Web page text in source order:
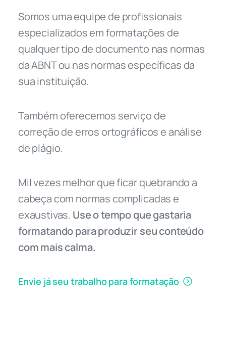
Somos uma equipe de profissionais
especializados em formatações de
qualquer tipo de documento nas normas
da ABNT ou nas normas específicas da
sua instituição.
Também oferecemos serviço de
correção de erros ortográficos e análise
de plágio.
Mil vezes melhor que ficar quebrando a
cabeça com normas complicadas e
exaustivas. Use o tempo que gastaria
formatando para produzir seu conteúdo
com mais calma.
Envie já seu trabalho para formatação